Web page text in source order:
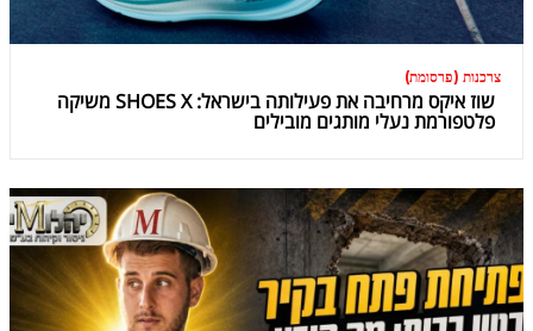
צרכנות (פרסומת)
שוז איקס מרחיבה את פעילותה בישראל: SHOES X משיקה
פלטפורמת נעלי מותגים מובילים